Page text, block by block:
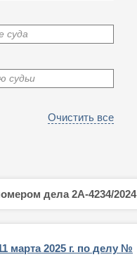
суда
судьи
Очистить все
дела 2А-4234/2024
марта 2025 г. по делу №